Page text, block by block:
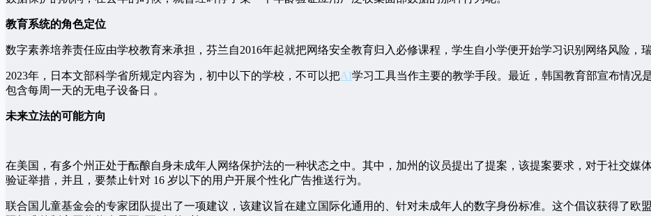
教育系统的角色定位
数字素养培养责任应由学校教育来承担，芬兰自2016年起就把网络安全教育归入必修课程，学生自小学便开始学习识别网络风险，
2023年，日本文部科学省所规定内容为，初中以下的学校，不可以把AI学习工具当作主要的教学手段。最近，韩国教育部宣布情况
包含每周一天的无电子设备日 。
未来立法的可能方向
在美国，有多个州正处于酝酿自身未成年人网络保护法的一种状态之中。其中，加州的议员提出了提案，该提案要求，对于社交媒
验证举措，并且，要禁止针对 16 岁以下的用户开展个性化广告推送行为。
联合国儿童基金会的专家团队提出了一项建议，该建议旨在建立国际化通用的、针对未成年人的数字身份标准。这个倡议获得了欧